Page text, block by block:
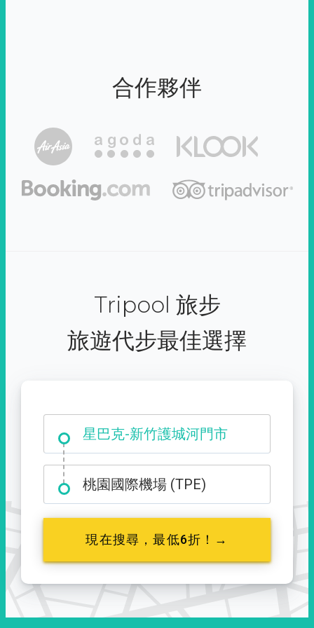
合作夥伴
Tripool 旅步
旅遊代步最佳選擇
星巴克-新竹護城河門市
大霸尖山登山口
桃園國際機場 (TPE)
現在搜尋，最低6折！→